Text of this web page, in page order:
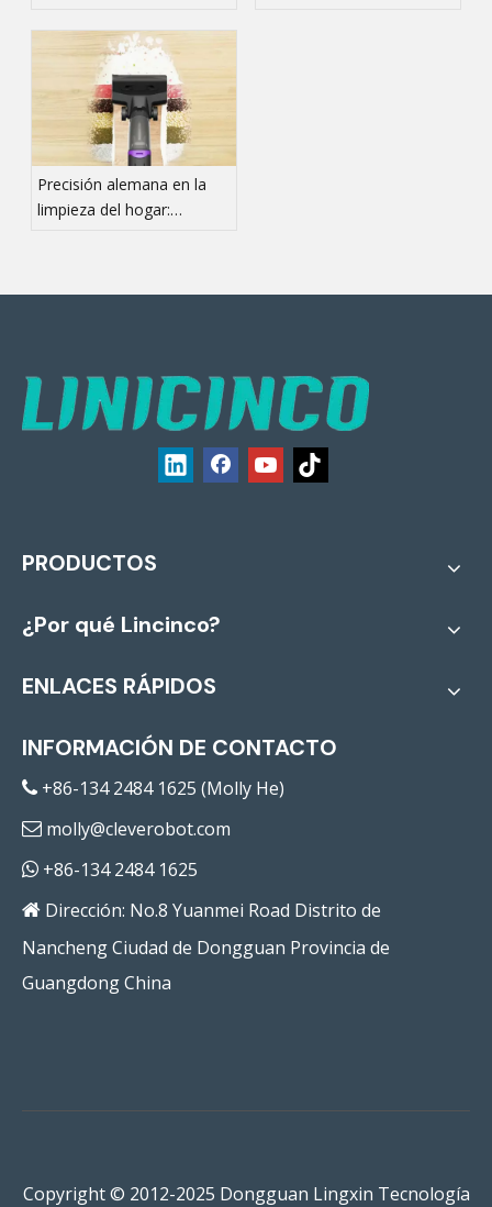
ingeniería de cuidado de
pisos OEM de alto
rendimiento
Precisión alemana en la
limpieza del hogar:
PRODUCTOS
¿Por qué Lincinco?
ENLACES RÁPIDOS
INFORMACIÓN DE CONTACTO
 +86-134 2484 1625 (Molly He)
 molly@cleverobot.com
 +86-134 2484 1625
 Dirección: No.8 Yuanmei Road Distrito de
Nancheng Ciudad de Dongguan Provincia de
Guangdong China
Copyright © 2012-2025 Dongguan Lingxin Tecnología